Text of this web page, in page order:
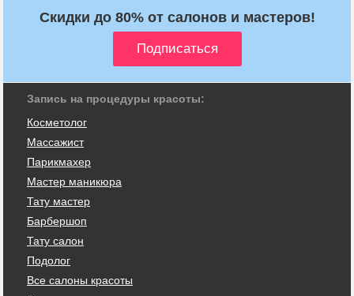
Скидки до 80% от салонов и мастеров!
Запись на процедуры красоты:
Косметолог
Массажист
Парикмахер
Мастер маникюра
Тату мастер
Барбершоп
Тату салон
Подолог
Все салоны красоты